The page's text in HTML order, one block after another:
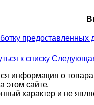
предоставленных
к списку
информация о
этом сайте,
характер и не